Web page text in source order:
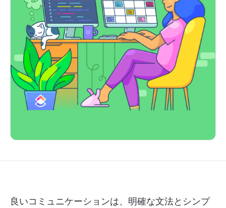
良いコミュニケーションは、明確な文法とシンプ